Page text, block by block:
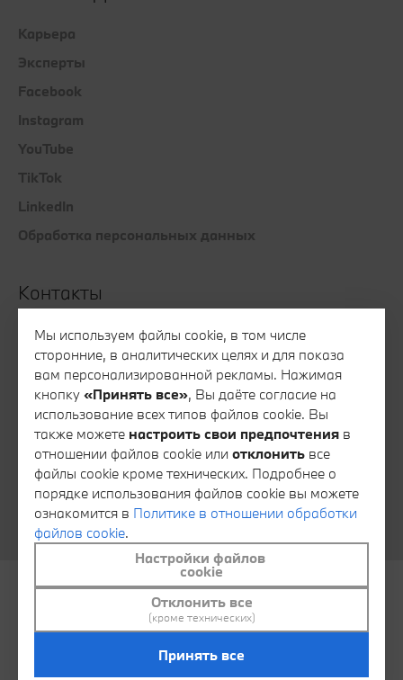
Карьера
Эксперты
Facebook
Instagram
YouTube
TikTok
LinkedIn
Обработка персональных данных
Контакты
Все контакты
Запись на тест-драйв
Запись на сервис
Консультация специалиста финансового сервиса
Консультация специалиста отдела запасных частей
Тайный покупатель
Обратная связь
© АВТОИДЕЯ 2026 Контакты
Политика в отношении обработки файлов cookie
Настроить файлы cookie
Мы используем файлы cookie, в том числе
сторонние, в аналитических целях и для показа
вам персонализированной рекламы. Нажимая
кнопку «Принять все», Вы даёте согласие на
использование всех типов файлов cookie. Вы
также можете настроить свои предпочтения в
отношении файлов cookie или отклонить все
файлы cookie кроме технических. Подробнее о
порядке использования файлов cookie вы можете
ознакомится в Политике в отношении обработки
файлов cookie.
Настройки файлов
cookie
Отклонить все
(кроме технических)
Принять все